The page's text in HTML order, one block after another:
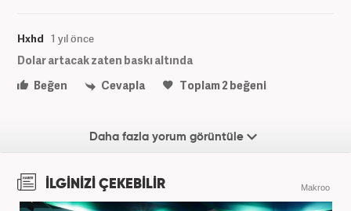
Hxhd 1 yıl önce
Dolar artacak zaten baskı altında
Beğen
Cevapla Toplam2beğeni
Daha fazla yorum görüntüle
İLGİNİZİ ÇEKEBİLİR Makroo